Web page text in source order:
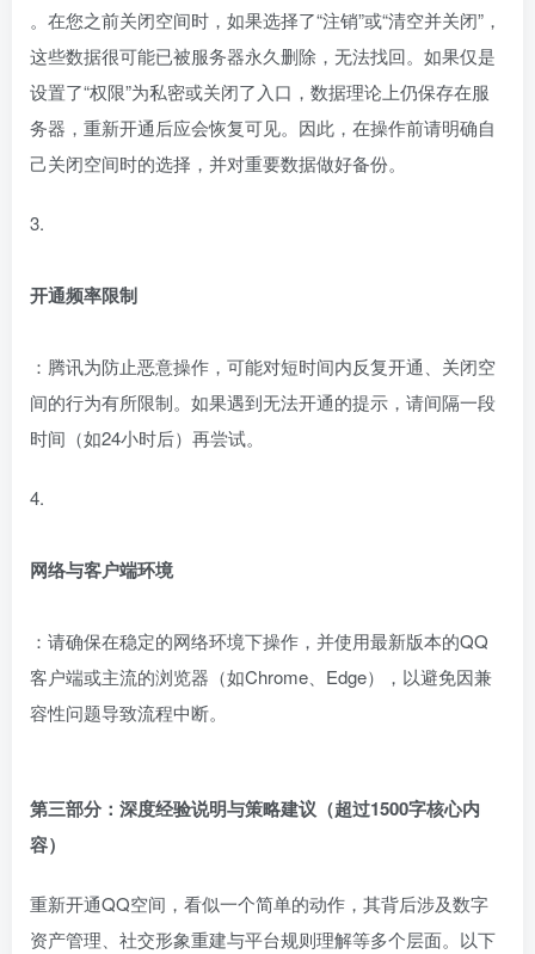
。在您之前关闭空间时，如果选择了“注销”或“清空并关闭”，
这些数据很可能已被服务器永久删除，无法找回。如果仅是
设置了“权限”为私密或关闭了入口，数据理论上仍保存在服
务器，重新开通后应会恢复可见。因此，在操作前请明确自
己关闭空间时的选择，并对重要数据做好备份。
3.
开通频率限制
：腾讯为防止恶意操作，可能对短时间内反复开通、关闭空
间的行为有所限制。如果遇到无法开通的提示，请间隔一段
时间（如24小时后）再尝试。
4.
网络与客户端环境
：请确保在稳定的网络环境下操作，并使用最新版本的QQ
客户端或主流的浏览器（如Chrome、Edge），以避免因兼
容性问题导致流程中断。
第三部分：深度经验说明与策略建议（超过1500字核心内
容）
重新开通QQ空间，看似一个简单的动作，其背后涉及数字
资产管理、社交形象重建与平台规则理解等多个层面。以下